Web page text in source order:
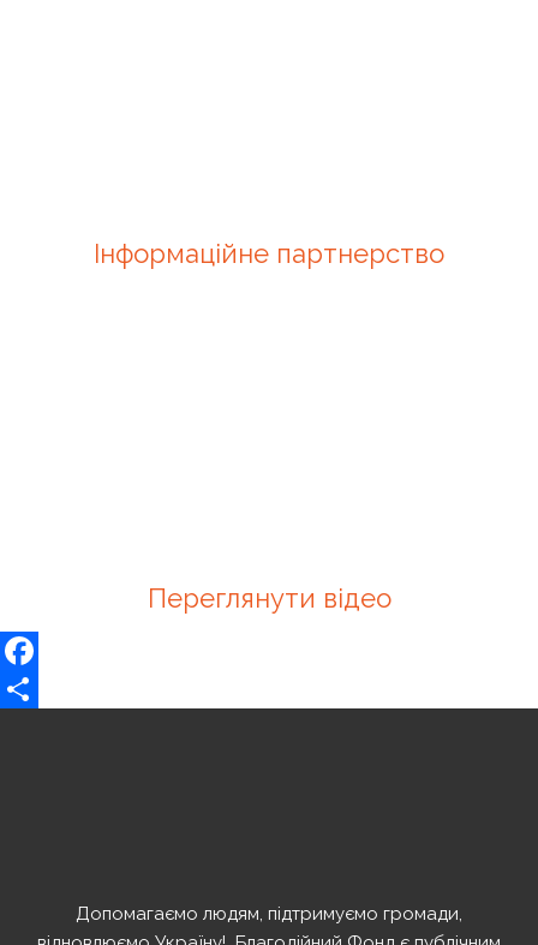
Інформаційне партнерство
Переглянути відео
Facebook
Допомагаємо людям, підтримуємо громади,